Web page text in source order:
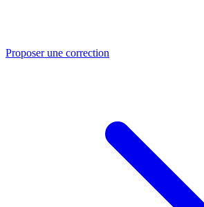
Proposer une correction